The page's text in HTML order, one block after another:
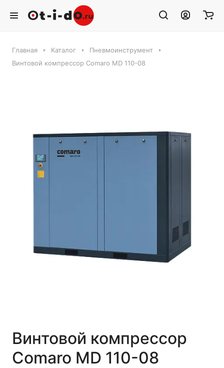
Главная Каталог
Пневмоинструмент
Винтовой компрессор Comaro MD 110-08
Винтовой компрессор
Comaro MD 110-08